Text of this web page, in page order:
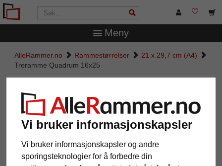
Vi bruker informasjonskapsler
Vi bruker informasjonskapsler og andre
sporingsteknologier for å forbedre din
Meny
AlleRammer.no Rammestørrelser
21 x 29,7 cm (A4)
Treramme Quadrum 16x25
Treramme Quadrum 16x25